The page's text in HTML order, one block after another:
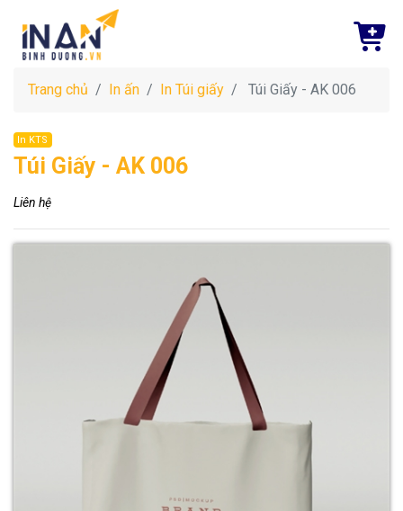
Trang chủ In ấn In Túi giấy Túi Giấy - AK 006
In KTS
Túi Giấy - AK 006
Liên hệ